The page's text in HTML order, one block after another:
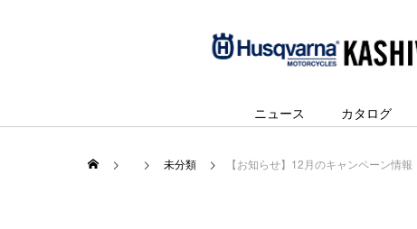
ニュース カタログ
未分類 【お知らせ】12月のキャンペーン情報